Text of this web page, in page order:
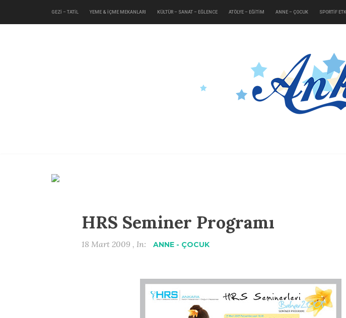
GEZİ – TATİL YEME & İÇME MEKANLARI KÜLTÜR – SANAT – EĞLENCE ATÖLYE – EĞİTİM ANNE – ÇOCUK SPORTİF
HRS Seminer Programı
18 Mart 2009 , In: ANNE - ÇOCUK